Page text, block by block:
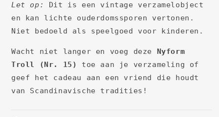
Let op:
Dit is een vintage verzamelobject
en kan lichte ouderdomssporen vertonen.
Niet bedoeld als speelgoed voor kinderen.
Wacht niet langer en voeg deze
Nyform
Troll (Nr. 15)
toe aan je verzameling of
geef het cadeau aan een vriend die houdt
van Scandinavische tradities!